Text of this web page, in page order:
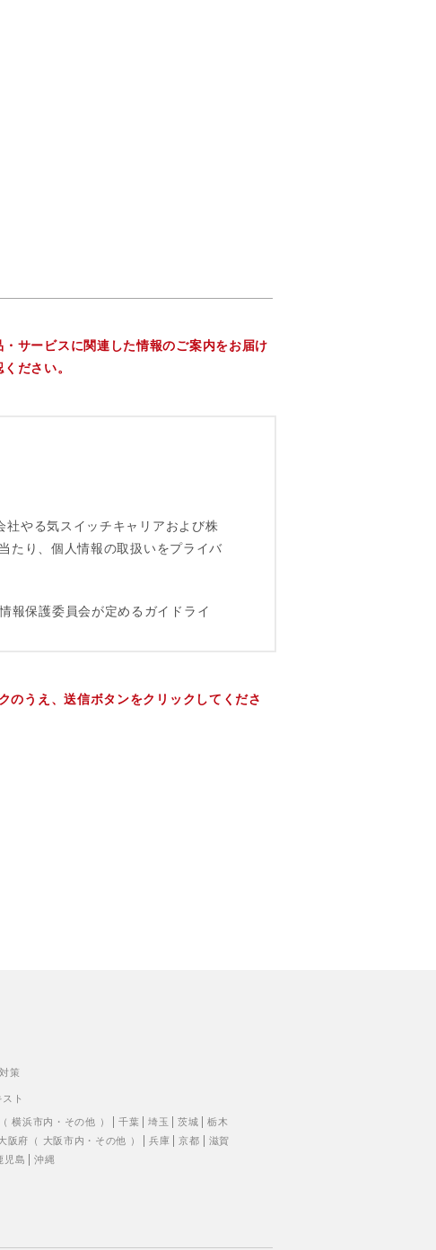
サービスに関連した情報のご案内をお届け
ださい。
のうえ、送信ボタンをクリックしてくださ
策
ト
（横浜市内 ・ その他 ） 千葉 埼玉 茨城
栃木
阪府 （ 大阪市内 ・ その他 ） 兵庫 京都
滋賀
児島 沖縄